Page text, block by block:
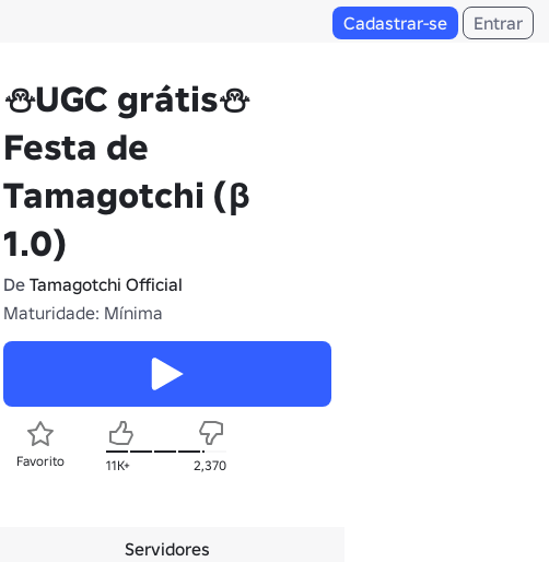
Cadastrar-se Entrar
⛄UGC grátis⛄
Festa de
Tamagotchi (β
1.0)
De Tamagotchi Official
Maturidade: Mínima
Favorito 11K+ 2,370
Servidores